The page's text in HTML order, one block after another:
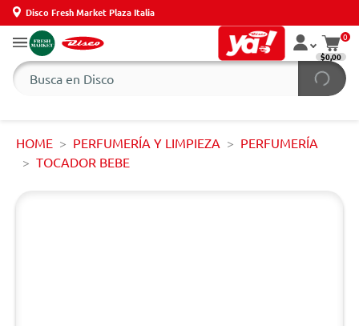
Disco Fresh Market Plaza Italia
0
$0,00
HOME PERFUMERÍA Y LIMPIEZA
PERFUMERÍA
TOCADOR BEBE